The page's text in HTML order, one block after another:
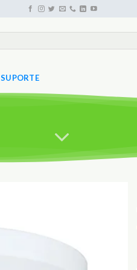
SUPORTE